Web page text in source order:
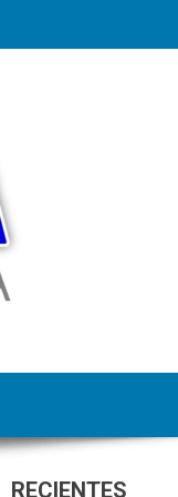
RECIENTES